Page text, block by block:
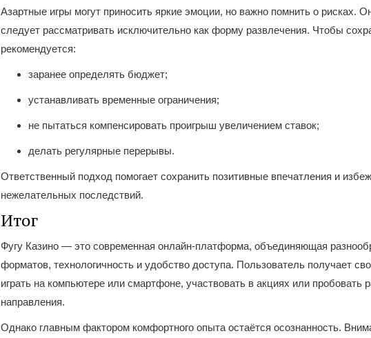
Азартные игры могут приносить яркие эмоции, но важно помнить о рисках.
следует рассматривать исключительно как форму развлечения. Чтобы
рекомендуется:
заранее определять бюджет;
устанавливать временные ограничения;
не пытаться компенсировать проигрыш увеличением ставок;
делать регулярные перерывы.
Ответственный подход помогает сохранить позитивные впечатления и
нежелательных последствий.
Итог
Фугу Казино — это современная онлайн-платформа, объединяющая
форматов, технологичность и удобство доступа. Пользователь получает
играть на компьютере или смартфоне, участвовать в акциях или пробовать
направления.
Однако главным фактором комфортного опыта остаётся осознанность.